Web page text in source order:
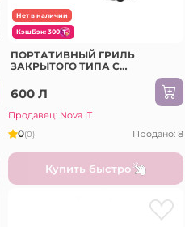
Нет в наличии
КэшБэк: 300
ПОРТАТИВНЫЙ ГРИЛЬ
ЗАКРЫТОГО ТИПА С
ПОКРЫТИЕМ (TTM-01)
600 Л
Продавец: Nova IT
0(0) Продано: 8
Купить быстро